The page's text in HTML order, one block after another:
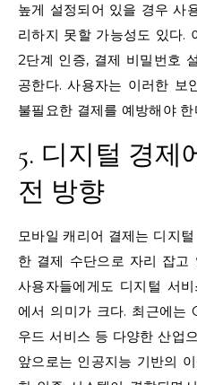
높게 설정되어 있을 경우 사
리하지 못할 가능성도 있다.
2단계 인증, 결제 비밀번호
공한다. 사용자는 이러한 보
불필요한 결제를 예방해야 한
5. 디지털 경제
전 방향
모바일 캐리어 결제는 디지
한 결제 수단으로 자리 잡고
사용자들에게도 디지털 서
에서 의미가 크다. 최근에는
우드 서비스 등 다양한 산업
앞으로는 인공지능 기반의